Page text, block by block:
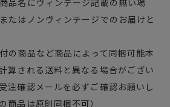
品名にヴィンテージ記載の無い場
たはノンヴィンテージでのお届けと
の商品など商品によって同梱可能本
算される送料と異なる場合がござい
注確認メールを必ずご確認お願いし
商品は原則同梱不可）